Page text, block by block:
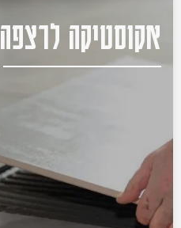
אקוסטיקה לרצפה